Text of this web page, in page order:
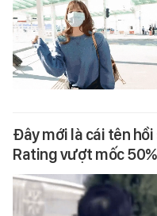
Đây mới là cái tên
Rating vượt mốc